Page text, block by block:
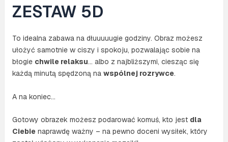
ZESTAW 5D
To idealna zabawa na dłuuuuugie godziny. Obraz możesz
ułożyć samotnie w ciszy i spokoju, pozwalając sobie na
błogie chwile relaksu… albo z najbliższymi, ciesząc się
każdą minutą spędzoną na wspólnej rozrywce.
A na koniec…
Gotowy obrazek możesz podarować komuś, kto jest dla
Ciebie naprawdę ważny – na pewno doceni wysiłek, który